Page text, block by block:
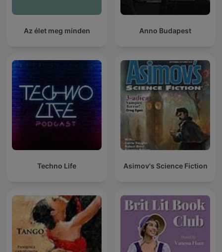
Az élet meg minden Anno Budapest
Techno Life Asimov's Science Fiction